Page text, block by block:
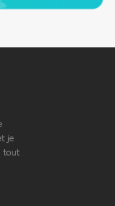
je
tout